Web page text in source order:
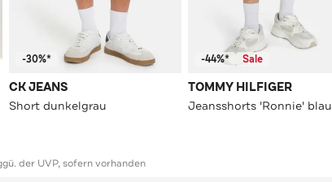
-30%*
CK JEANS
Short dunkelgrau
-44%* Sale
TOMMY HILFIGER
Jeansshorts 'Ronnie' blau
der UVP, sofern vorhanden